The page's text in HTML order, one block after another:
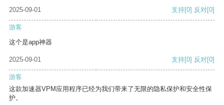
2025-09-01
支持[0] 反对[0]
游客
这个是app神器
2025-09-01 支持[0] 反对[0]
游客
这款加速器VPM应用程序已经为我们带来了无限的隐私保护和安全性保
护。